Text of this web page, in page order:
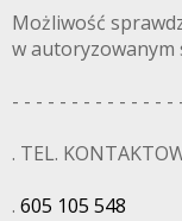
Możliwość
w autoryzowanym
- - - - - - - - - - - - - -
. TEL.
. 605 105 548